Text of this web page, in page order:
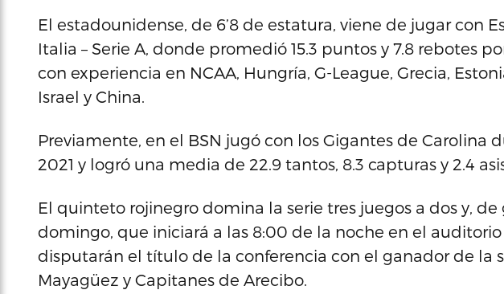
El estadounidense, de 6’8 de estatura, viene de jugar con
Italia – Serie A, donde promedió 15.3 puntos y 7.8 rebotes
con experiencia en NCAA, Hungría, G-League, Grecia,
Israel y China.
Previamente, en el BSN jugó con los Gigantes de Carolina
2021 y logró una media de 22.9 tantos, 8.3 capturas y 2.4
El quinteto rojinegro domina la serie tres juegos a dos y,
domingo, que iniciará a las 8:00 de la noche en el auditorio
disputarán el título de la conferencia con el ganador de la
Mayagüez y Capitanes de Arecibo.